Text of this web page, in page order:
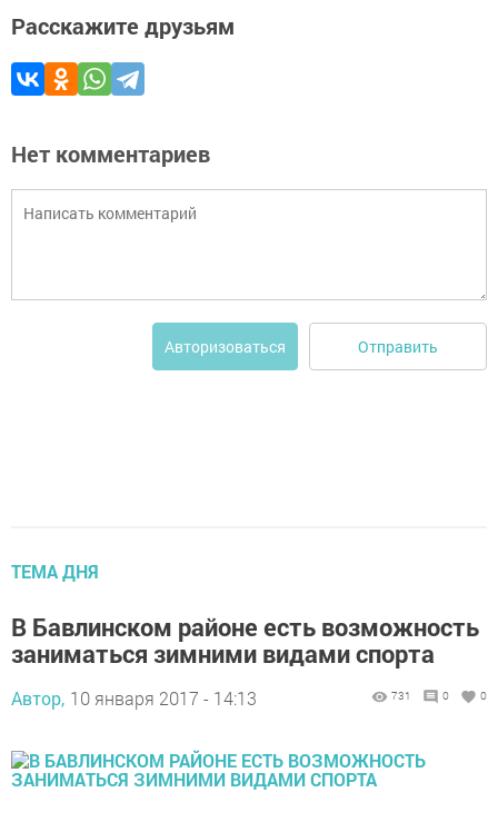
Расскажите друзьям
Нет комментариев
Авторизоваться Отправить
ТЕМА ДНЯ
В Бавлинском районе есть возможность
заниматься зимними видами спорта
Автор, 10 января 2017 - 14:13 731 0 0